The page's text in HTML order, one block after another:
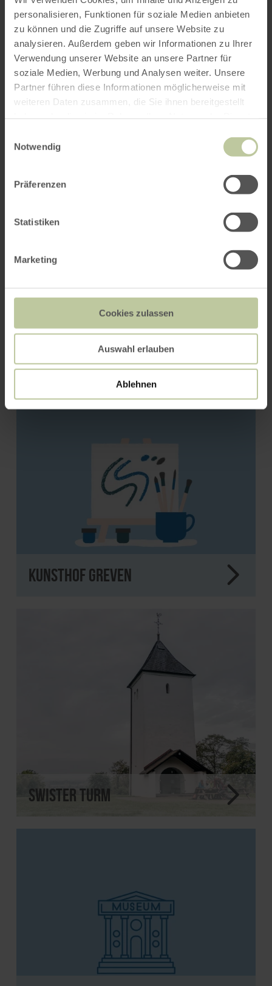
personalisieren, Funktionen für soziale Medien anbieten
zu können und die Zugriffe auf unsere Website zu
analysieren. Außerdem geben wir Informationen zu Ihrer
Verwendung unserer Website an unsere Partner für
soziale Medien, Werbung und Analysen weiter. Unsere
Partner führen diese Informationen möglicherweise mit
weiteren Daten zusammen, die Sie ihnen bereitgestellt
Notwendig
Präferenzen
Statistiken
Marketing
Cookies zulassen
Auswahl erlauben
Ablehnen
ROUTE PLANEN
Das könnte Sie auch
interessieren
Burg Reifferscheid
Kunsthof Greven
Swister Turm